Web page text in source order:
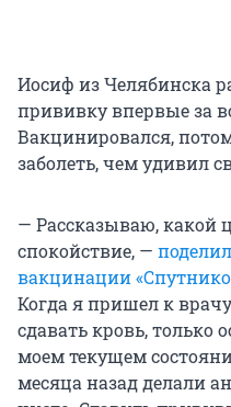
Иосиф из Челябинска
прививку впервые за
Вакцинировался,
заболеть, чем удивил
— Рассказываю, какой
спокойствие, —
вакцинации
Когда я пришел к
сдавать кровь, только
моем текущем
месяца назад делали